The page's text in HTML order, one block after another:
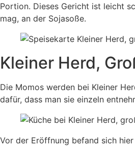
Portion. Dieses Gericht ist leicht
mag, an der Sojasoße.
Kleiner Herd,
Die Momos werden bei Kleiner
dafür, dass man sie einzeln
Vor der Eröffnung befand sich